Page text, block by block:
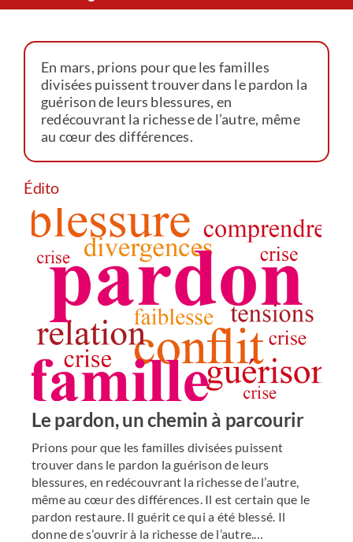
Prière universelle
News
Qui sommes-nous ?
Contact
En mars, prions pour que les familles
divisées puissent trouver dans le pardon la
guérison de leurs blessures, en
redécouvrant la richesse de l’autre, même
au cœur des différences.
Édito
Le pardon, un chemin à parcourir
Prions pour que les familles divisées puissent
trouver dans le pardon la guérison de leurs
blessures, en redécouvrant la richesse de l’autre,
même au cœur des différences. Il est certain que le
pardon restaure. Il guérit ce qui a été blessé. Il
donne de s’ouvrir à la richesse de l’autre.…